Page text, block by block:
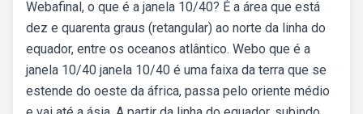
Webafinal, o que é a janela 10/40? É a área que está
dez e quarenta graus (retangular) ao norte da linha do
equador, entre os oceanos atlântico. Webo que é a
janela 10/40 janela 10/40 é uma faixa da terra que se
estende do oeste da áfrica, passa pelo oriente médio